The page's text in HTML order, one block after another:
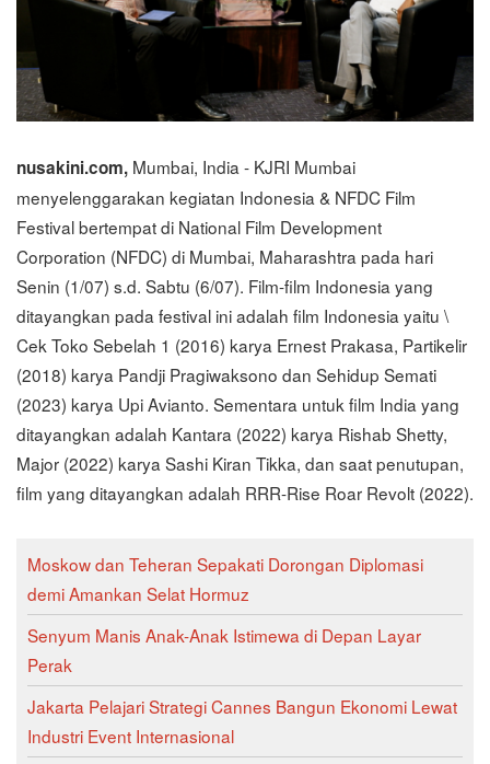
nusakini.com, Mumbai, India - KJRI Mumbai
menyelenggarakan kegiatan Indonesia & NFDC Film
Festival bertempat di National Film Development
Corporation (NFDC) di Mumbai, Maharashtra pada hari
Senin (1/07) s.d. Sabtu (6/07). Film-film Indonesia yang
ditayangkan pada festival ini adalah film Indonesia yaitu \
Cek Toko Sebelah 1 (2016) karya Ernest Prakasa, Partikelir
(2018) karya Pandji Pragiwaksono dan Sehidup Semati
(2023) karya Upi Avianto. Sementara untuk film India yang
ditayangkan adalah Kantara (2022) karya Rishab Shetty,
Major (2022) karya Sashi Kiran Tikka, dan saat penutupan,
film yang ditayangkan adalah RRR-Rise Roar Revolt (2022).
Moskow dan Teheran Sepakati Dorongan Diplomasi
demi Amankan Selat Hormuz
Senyum Manis Anak-Anak Istimewa di Depan Layar
Perak
Jakarta Pelajari Strategi Cannes Bangun Ekonomi Lewat
Industri Event Internasional